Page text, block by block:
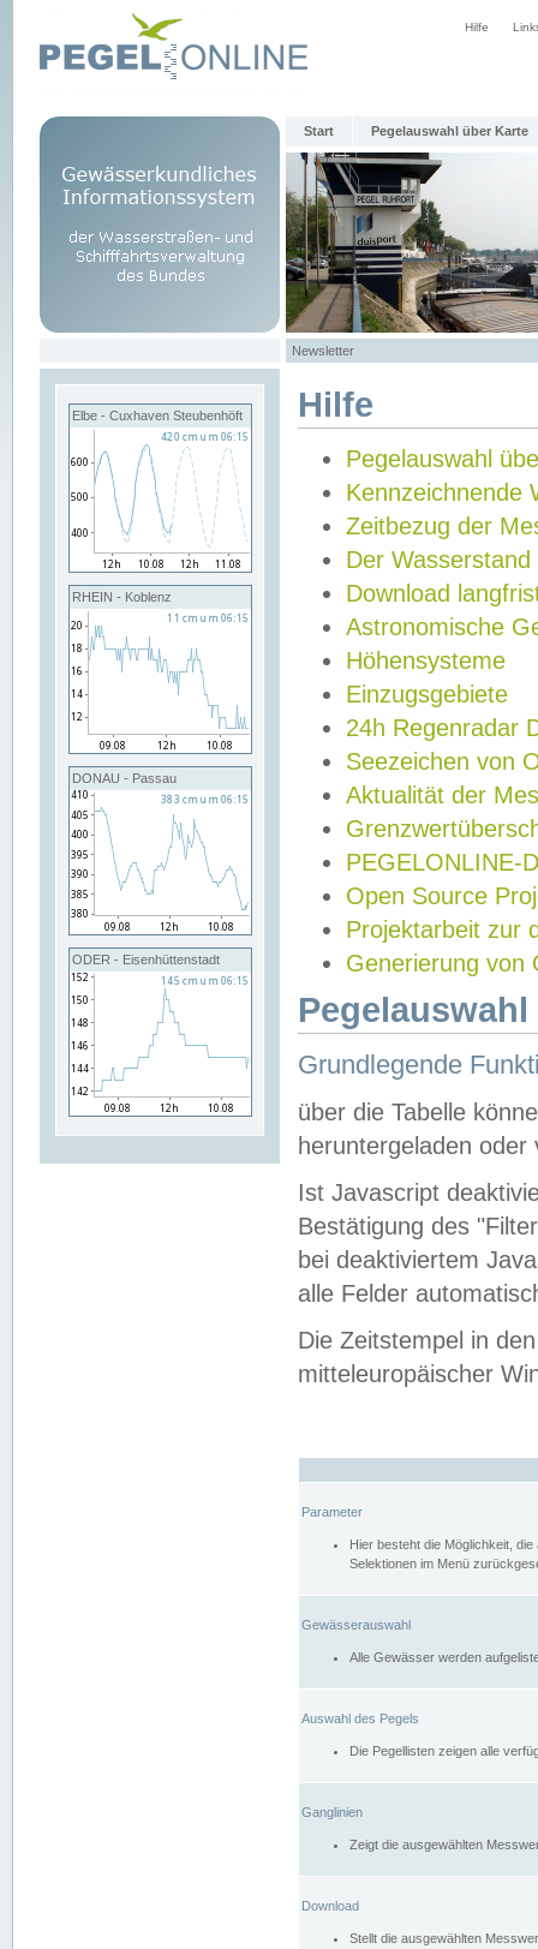
Hilfe
Start Pegelauswahl über Karte
Newsletter
Elbe - Cuxhaven Steubenhöft
RHEIN - Koblenz
DONAU - Passau
ODER - Eisenhüttenstadt
Hilfe
Pegelauswahl
Kennzeichnende
Zeitbezug der
Der Wasserstand
Download
Astronomische
Höhensysteme
Einzugsgebiete
24h Regenradar
Seezeichen von
Aktualität der
PEGELONLINE-
Open Source
Projektarbeit zur
Generierung von
Grundlegende
über die Tabelle
heruntergeladen oder
Ist Javascript
Bestätigung des
bei deaktiviertem
alle Felder
Die Zeitstempel in
mitteleuropäischer
Parameter
Hier besteht die Möglichkeit,
Selektionen im Menü
Gewässerauswahl
Alle Gewässer werden
Auswahl des Pegels
Die Pegellisten zeigen alle
Ganglinien
Zeigt die ausgewählten
Download
Stellt die ausgewählten